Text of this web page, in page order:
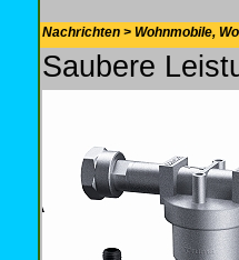
Nachrichten > Wohnmobile,
Saubere